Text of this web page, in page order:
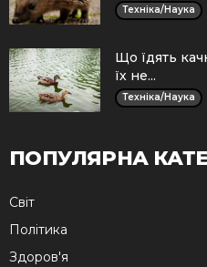
Техніка/Наука
Що їдять
їх не...
Техніка/Наука
ПОПУЛЯРНА
Cвіт
Політика
Здоров'я